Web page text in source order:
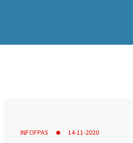
INFOFPAS 14-11-2020